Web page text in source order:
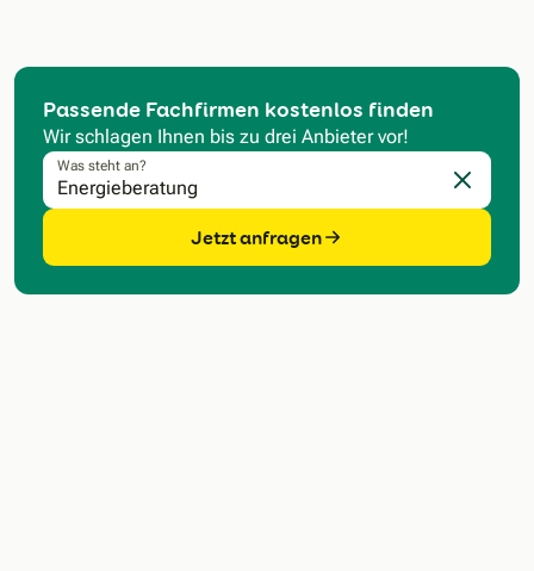
Passende Fachfirmen kostenlos finden
Wir schlagen Ihnen bis zu drei Anbieter vor!
Was steht an?
Eingabe
Jetzt anfragen